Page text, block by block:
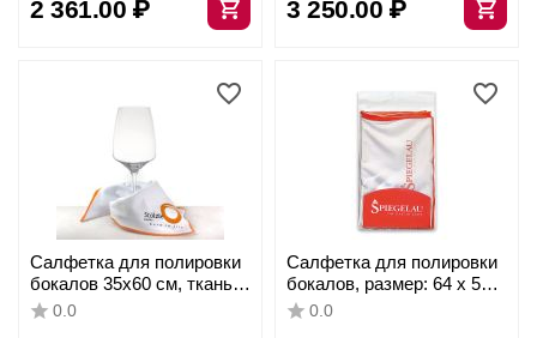
2 361.00 ₽ 3 250.00 ₽
Салфетка для полировки
бокалов 35х60 см, ткань,
Stolzle
0.0
Салфетка для полировки
бокалов, размер: 64 х 50
см, материал:
0.0